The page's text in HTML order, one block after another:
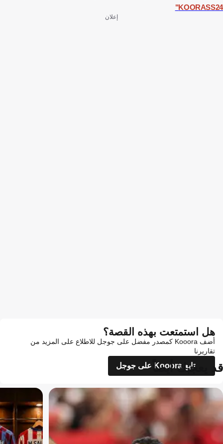
KOORASS24"
إعلان
هل استمتعت بهذه القصة؟
أضف Kooora كمصدر مفضل على جوجل للاطلاع على المزيد من
تقاريرنا
تابع Kooora على جوجل
قد يعجبك أيضاً